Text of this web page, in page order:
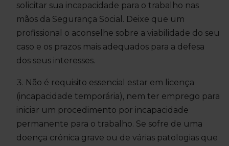
solicitar sua incapacidade para o trabalho nas
mãos da Segurança Social. Deixe que um
profissional o aconselhe sobre a viabilidade do seu
caso e os prazos mais adequados para a defesa
dos seus interesses.
Não é requisito essencial estar em licença
(incapacidade temporária), nem ter emprego para
iniciar um procedimento por incapacidade
permanente para o trabalho. Se sofre de uma
doença crónica grave ou de várias patologias que